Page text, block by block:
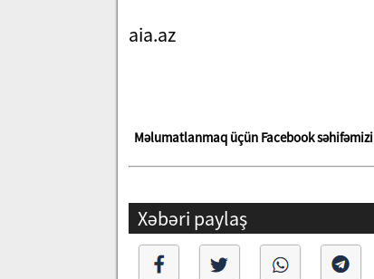
aia.az
Məlumatlanmaq üçün Facebook səhifəmizi
Xəbəri paylaş